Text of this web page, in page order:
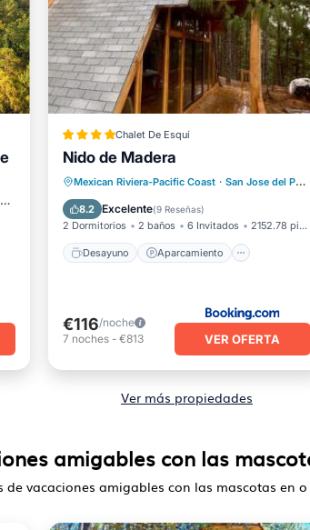
0.71 mi al centro
Chalet De Esquí
Nido de Madera
Mexican Riviera-Pacific Coast · San Jose del Pacifico
8.2 Excelente(9 Reseñas)
2 Dormitorios 2 baños 6 Invitados 2152.78 pies²
Desayuno Aparcamiento
Desayuno
Aparcamiento
Balcón/Terraza
Vistas
€116/noche
7 noches- €813 VER OFERTA
Ver más propiedades
amigables con las
de vacaciones amigables con las mascotas en